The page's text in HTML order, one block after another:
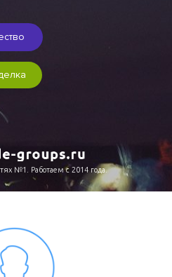
№1. Работаем с 2014 года.